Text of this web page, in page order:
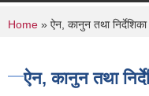
You are here
Home » ऐन, कानुन तथा निर्देशिका
ऐन, कानुन तथा